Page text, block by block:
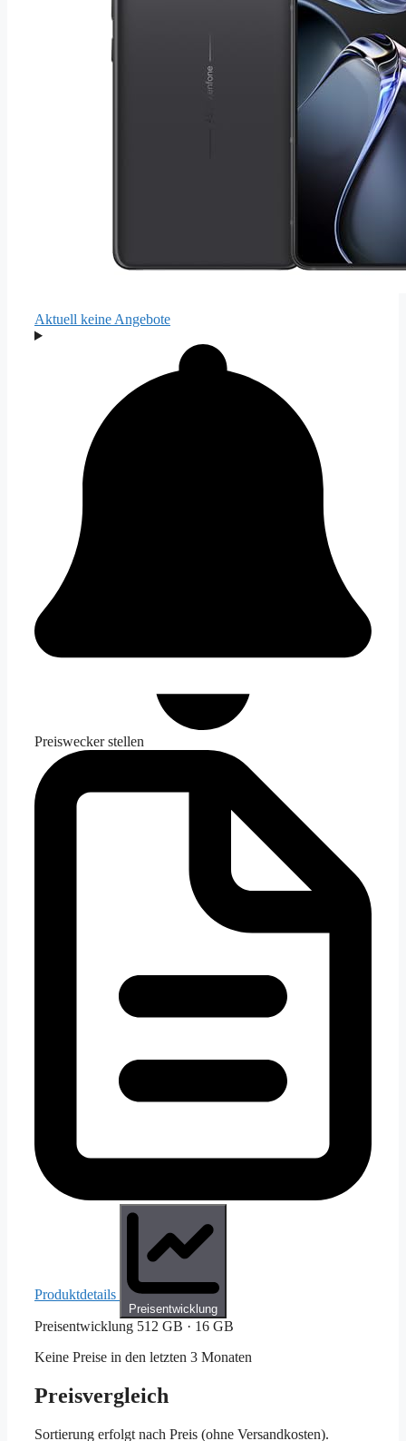
Aktuell keine Angebote
Preiswecker stellen
Produktdetails
Preisentwicklung
Preisentwicklung 512 GB · 16 GB
Keine Preise in den letzten 3 Monaten
Preisvergleich
Sortierung erfolgt nach Preis (ohne Versandkosten).